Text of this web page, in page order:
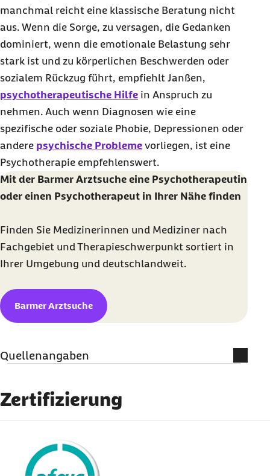
manchmal reicht eine klassische Beratung nicht
aus. Wenn die Sorge, zu versagen, die Gedanken
dominiert, wenn die emotionale Belastung sehr
stark ist und zu körperlichen Beschwerden oder
sozialem Rückzug führt, empfiehlt Janßen,
psychotherapeutische Hilfe in Anspruch zu
nehmen. Auch wenn Diagnosen wie eine
spezifische oder soziale Phobie, Depressionen oder
andere psychische Probleme vorliegen, ist eine
Psychotherapie empfehlenswert.
Mit der Barmer Arztsuche eine Psychotherapeutin
oder einen Psychotherapeut in Ihrer Nähe finden
Finden Sie Medizinerinnen und Mediziner nach
Fachgebiet und Therapieschwerpunkt sortiert in
Ihrer Umgebung und deutschlandweit.
Barmer Arztsuche
Quellenangaben
Dorsch Lexikon der Psychologie (Abruf vom
04.03.2022):Prüfungsangst
Prüfungsangst verstehen und bewältigen
Sven Litzcke und Burkhardt Krems (Abruf vom
Zertifizierung